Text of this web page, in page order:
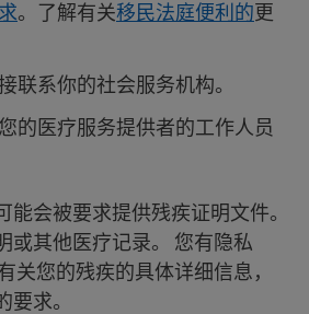
。了解有关移民法庭便利的更
联系你的社会服务机构。
的医疗服务提供者的工作人员
能会被要求提供残疾证明文件。
或其他医疗记录。 您有隐私
关您的残疾的具体详细信息，
求。